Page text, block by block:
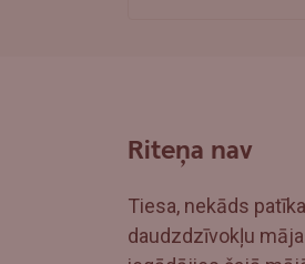
Riteņa nav
Tiesa, nekāds
daudzdzīvokļu